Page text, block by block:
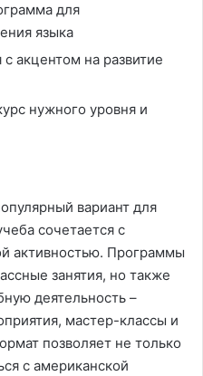
для
языка
акцентом на развитие
нужного уровня и
вариант для
сочетается с
активностью. Программы
занятия, но также
деятельность –
мастер-классы и
позволяет не только
с американской